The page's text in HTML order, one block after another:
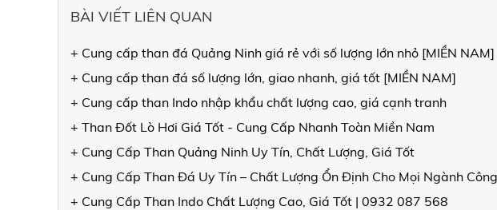
BÀI VIẾT LIÊN QUAN
+ Cung cấp than đá Quảng Ninh giá rẻ với số lượng lớn nhỏ [MIỀN NAM]
+ Cung cấp than đá số lượng lớn, giao nhanh, giá tốt [MIỀN NAM]
+ Cung cấp than Indo nhập khẩu chất lượng cao, giá cạnh tranh
+ Than Đốt Lò Hơi Giá Tốt - Cung Cấp Nhanh Toàn Miền Nam
+ Cung Cấp Than Quảng Ninh Uy Tín, Chất Lượng, Giá Tốt
+ Cung Cấp Than Đá Uy Tín – Chất Lượng Ổn Định Cho Mọi Ngành
+ Cung Cấp Than Indo Chất Lượng Cao, Giá Tốt | 0932 087 568